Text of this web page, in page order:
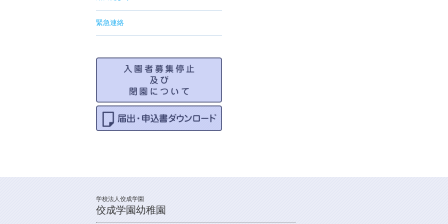
緊急連絡
学校法人佼成学園
佼成学園幼稚園